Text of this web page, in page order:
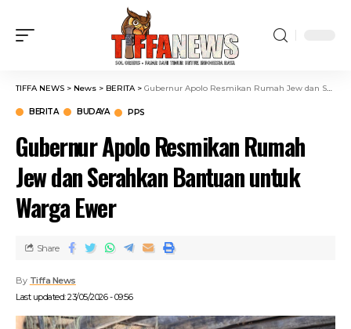
TIFFA NEWS > News > BERITA> Gubernur Apolo Resmikan Rumah Jew dan Serahkan Bantuan untuk Warga Ewer
BERITA BUDAYA PPS
Gubernur Apolo Resmikan Rumah
Jew dan Serahkan Bantuan untuk
Warga Ewer
Last updated: 23/05/2026 - 09:56
By Tiffa News
Share